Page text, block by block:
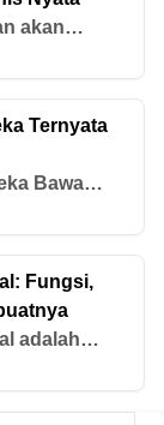
akan
kopi.
bisa
di
Ternyata
Bawa
Fungsi,
adalah
Yuk,